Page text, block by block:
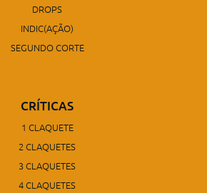
DROPS
INDIC(AÇÃO)
SEGUNDO CORTE
CRÍTICAS
1 CLAQUETE
2 CLAQUETES
3 CLAQUETES
4 CLAQUETES